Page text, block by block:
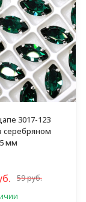
3017-123
серебряном
мм
59 руб.